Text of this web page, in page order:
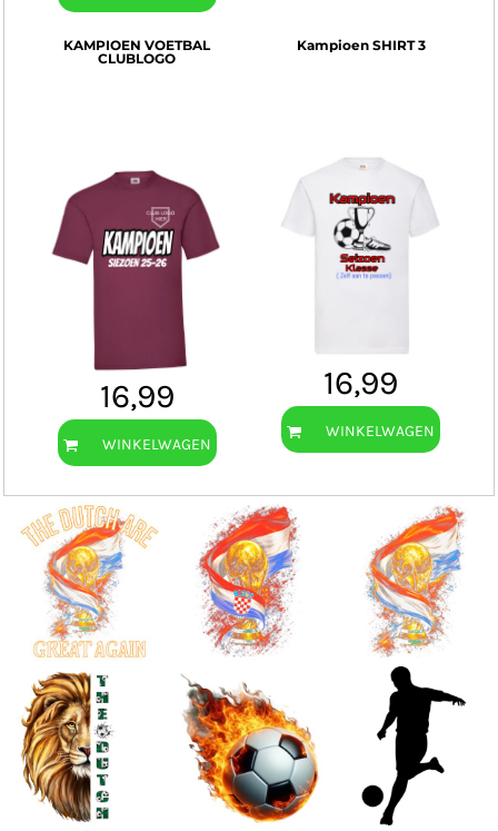
KAMPIOEN VOETBAL
CLUBLOGO
16,99
WINKELWAGEN
Kampioen SHIRT 3
16,99
WINKELWAGEN